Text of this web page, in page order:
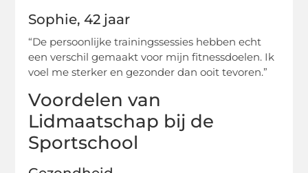
Sophie, 42 jaar
“De persoonlijke trainingssessies hebben echt
een verschil gemaakt voor mijn fitnessdoelen. Ik
voel me sterker en gezonder dan ooit tevoren.”
Voordelen van
Lidmaatschap bij de
Sportschool